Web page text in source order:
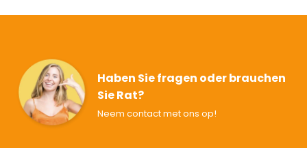
Haben Sie fragen oder brauchen
Sie Rat?
Neem contact met ons op!